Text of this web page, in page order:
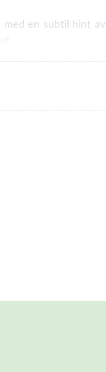
med en subtil hint av